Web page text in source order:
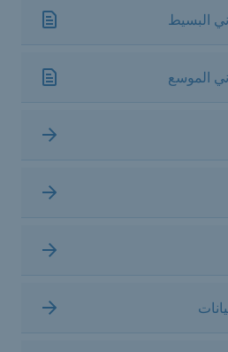
البسيط
الموسع